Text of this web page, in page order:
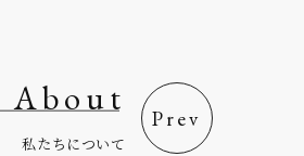
About
私たちについて